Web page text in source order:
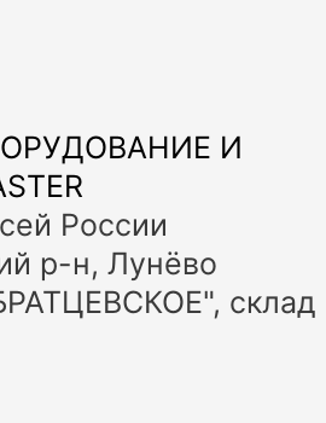
И
России
р-н, Лунёво
склад